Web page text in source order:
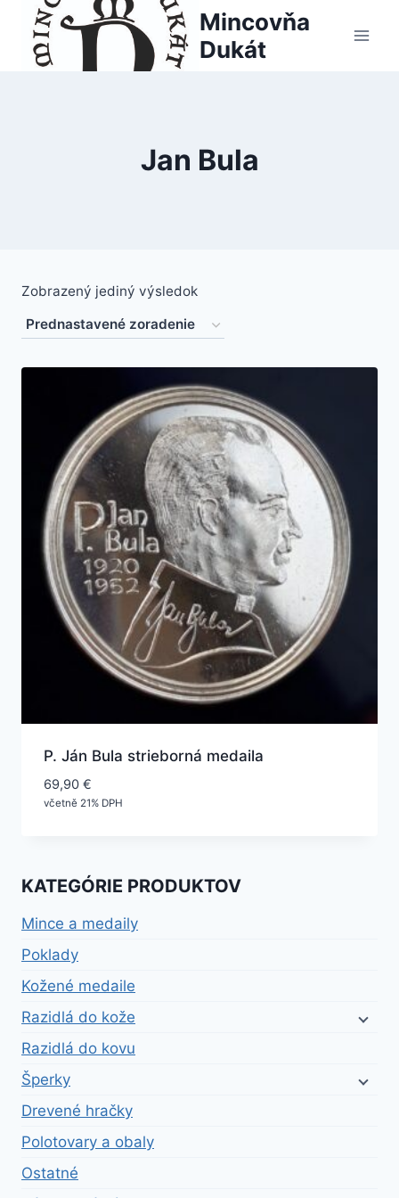
content
Mincovňa
Dukát
Jan Bula
Zobrazený jediný výsledok
P. Ján Bula strieborná medaila
69,90 €
včetně 21% DPH
KATEGÓRIE PRODUKTOV
Mince a medaily
Poklady
Kožené medaile
Razidlá do kože
Razidlá do kovu
Šperky
Drevené hračky
Polotovary a obaly
Ostatné